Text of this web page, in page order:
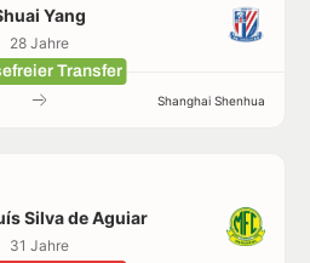
Yang
28 Jahre
Transfer
Shanghai Shenhua
Silva de Aguiar
31 Jahre